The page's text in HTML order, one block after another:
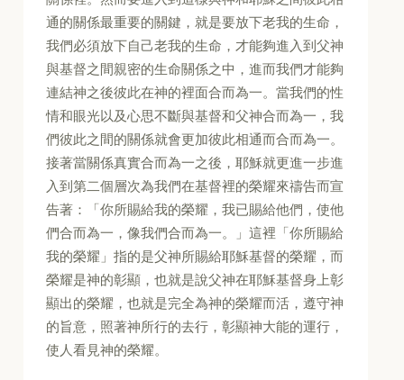
通的關係最重要的關鍵，就是要放下老我的生命，
我們必須放下自己老我的生命，才能夠進入到父神
與基督之間親密的生命關係之中，進而我們才能夠
連結神之後彼此在神的裡面合而為一。當我們的性
情和眼光以及心思不斷與基督和父神合而為一，我
們彼此之間的關係就會更加彼此相通而合而為一。
接著當關係真實合而為一之後，耶穌就更進一步進
入到第二個層次為我們在基督裡的榮耀來禱告而宣
告著：「你所賜給我的榮耀，我已賜給他們，使他
們合而為一，像我們合而為一。」這裡「你所賜給
我的榮耀」指的是父神所賜給耶穌基督的榮耀，而
榮耀是神的彰顯，也就是說父神在耶穌基督身上彰
顯出的榮耀，也就是完全為神的榮耀而活，遵守神
的旨意，照著神所行的去行，彰顯神大能的運行，
使人看見神的榮耀。